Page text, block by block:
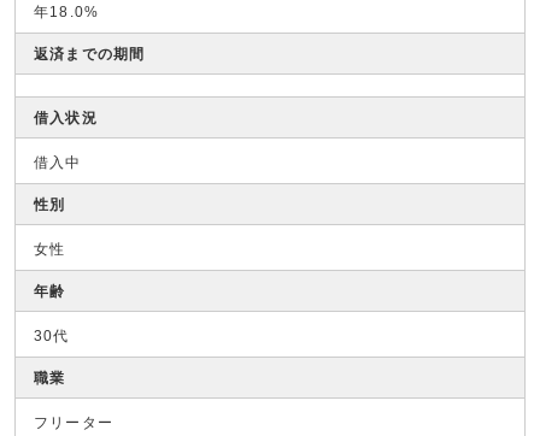
年18.0%
返済までの期間
借入状況
借入中
性別
女性
年齢
30代
職業
フリーター